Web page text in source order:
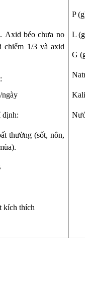
Axid béo chưa no
chiếm 1/3 và axid
ngày
định:
thường (sốt, nôn,
kích thích
P
L
G